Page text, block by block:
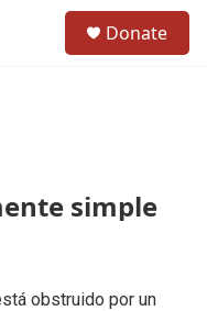
Donate
simple
obstruido por un